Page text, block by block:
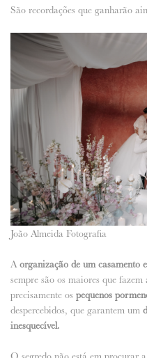
São recordações que ganharão
João Almeida Fotografia
Aorganização de um casamento
sempre são os maiores que
precisamente os pequenos
despercebidos, que garantem um
inesquecível.